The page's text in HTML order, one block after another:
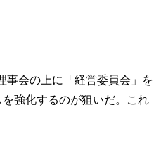
事会の上に「経営委員会」を
強化するのが狙いだ。これ